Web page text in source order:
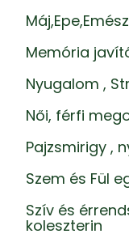
Memória
Nyugalom ,
Női, férfi
Pajzsmirigy ,
Szem és Fül
Szív és
koleszterin